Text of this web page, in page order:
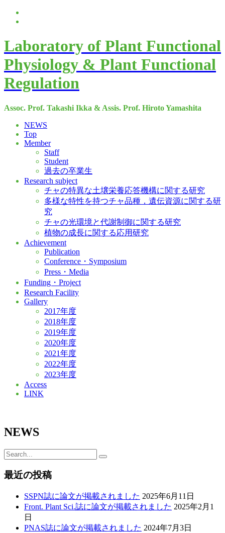
Laboratory of Plant Functional
Physiology & Plant Functional
Regulation
Assoc. Prof. Takashi Ikka & Assis. Prof. Hiroto Yamashita
NEWS
Top
Member
Staff
Student
過去の卒業生
Research subject
チャの特異な土壌栄養応答機構に関する研究
多様な特性を持つチャ品種，遺伝資源に関する研
究
チャの光環境と代謝制御に関する研究
植物の成長に関する応用研究
Achievement
Publication
Conference・Symposium
Press・Media
Funding・Project
Research Facility
Gallery
2017年度
2018年度
2019年度
2020年度
2021年度
2022年度
2023年度
Access
LINK
NEWS
最近の投稿
SSPN誌に論文が掲載されました 2025年6月11日
Front. Plant Sci.誌に論文が掲載されました 2025年2月1
日
PNAS誌に論文が掲載されました 2024年7月3日